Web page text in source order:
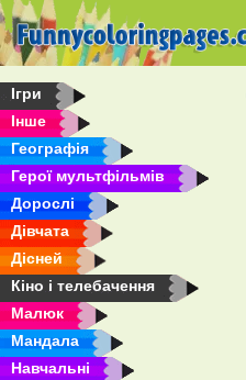
Ігри
Інше
Географія
Герої мультфільмів
Дорослі
Дівчата
Дісней
Кіно і телебачення
Малюк
Мандала
Навчальні